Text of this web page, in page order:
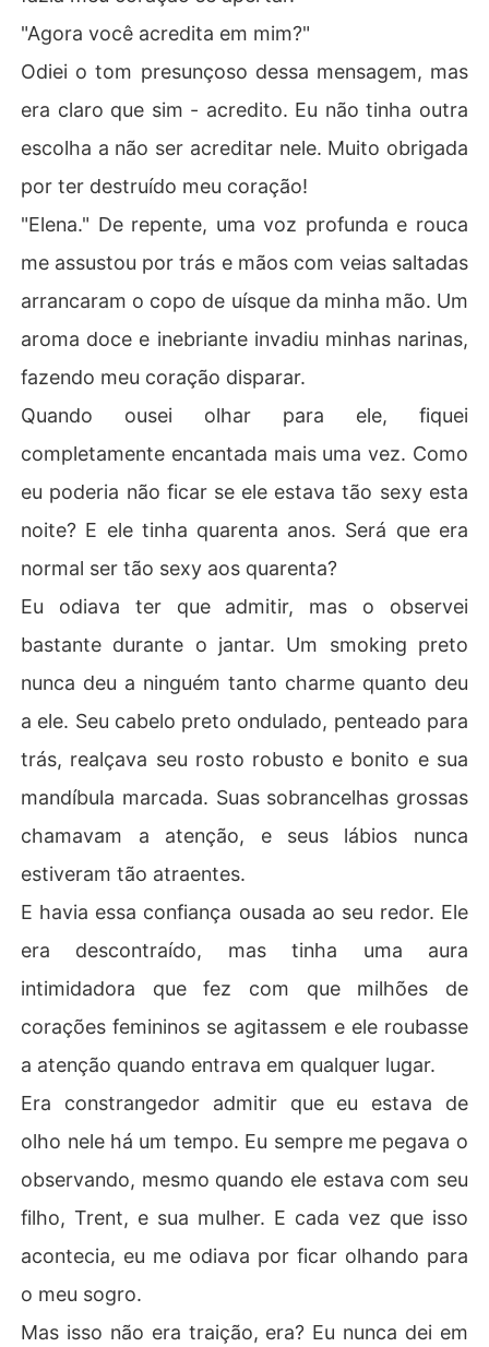
"Agora você acredita em mim?"
Odiei o tom presunçoso dessa mensagem, mas
era claro que sim - acredito. Eu não tinha outra
escolha a não ser acreditar nele. Muito obrigada
por ter destruído meu coração!
"Elena." De repente, uma voz profunda e rouca
me assustou por trás e mãos com veias saltadas
arrancaram o copo de uísque da minha mão. Um
aroma doce e inebriante invadiu minhas narinas,
fazendo meu coração disparar.
Quando ousei olhar para ele, fiquei
completamente encantada mais uma vez. Como
eu poderia não ficar se ele estava tão sexy esta
noite? E ele tinha quarenta anos. Será que era
normal ser tão sexy aos quarenta?
Eu odiava ter que admitir, mas o observei
bastante durante o jantar. Um smoking preto
nunca deu a ninguém tanto charme quanto deu
a ele. Seu cabelo preto ondulado, penteado para
trás, realçava seu rosto robusto e bonito e sua
mandíbula marcada. Suas sobrancelhas grossas
chamavam a atenção, e seus lábios nunca
estiveram tão atraentes.
E havia essa confiança ousada ao seu redor. Ele
era descontraído, mas tinha uma aura
intimidadora que fez com que milhões de
corações femininos se agitassem e ele roubasse
a atenção quando entrava em qualquer lugar.
Era constrangedor admitir que eu estava de
olho nele há um tempo. Eu sempre me pegava o
observando, mesmo quando ele estava com seu
filho, Trent, e sua mulher. E cada vez que isso
acontecia, eu me odiava por ficar olhando para
o meu sogro.
Mas isso não era traição, era? Eu nunca dei em